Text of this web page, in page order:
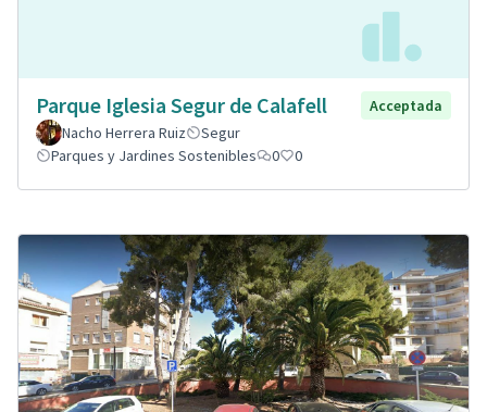
Parque Iglesia Segur de Calafell
Acceptada
Nacho Herrera Ruiz
Segur
Parques y Jardines Sostenibles
0 0